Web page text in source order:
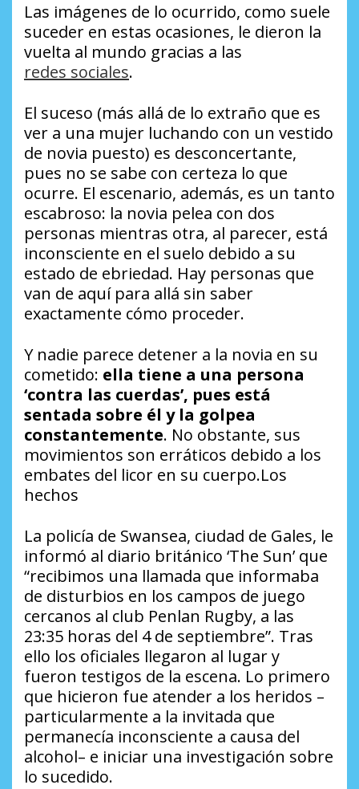
Las imágenes de lo ocurrido, como suele
suceder en estas ocasiones, le dieron la
vuelta al mundo gracias a las
redes sociales.
El suceso (más allá de lo extraño que es
ver a una mujer luchando con un vestido
de novia puesto) es desconcertante,
pues no se sabe con certeza lo que
ocurre. El escenario, además, es un tanto
escabroso: la novia pelea con dos
personas mientras otra, al parecer, está
inconsciente en el suelo debido a su
estado de ebriedad. Hay personas que
van de aquí para allá sin saber
exactamente cómo proceder.
Y nadie parece detener a la novia en su
cometido: ella tiene a una persona
‘contra las cuerdas’, pues está
sentada sobre él y la golpea
constantemente. No obstante, sus
movimientos son erráticos debido a los
embates del licor en su cuerpo.Los
hechos
La policía de Swansea, ciudad de Gales, le
informó al diario británico ‘The Sun’ que
“recibimos una llamada que informaba
de disturbios en los campos de juego
cercanos al club Penlan Rugby, a las
23:35 horas del 4 de septiembre”. Tras
ello los oficiales llegaron al lugar y
fueron testigos de la escena. Lo primero
que hicieron fue atender a los heridos –
particularmente a la invitada que
permanecía inconsciente a causa del
alcohol– e iniciar una investigación sobre
lo sucedido.